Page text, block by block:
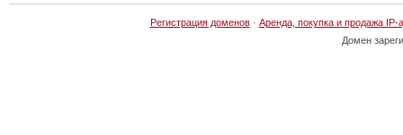
Регистрация доменов· Аренда, покупка и продажа IP-
Домен